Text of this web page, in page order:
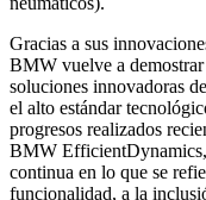
Gracias a sus
BMW vuelve a
soluciones innovadoras
el alto estándar
progresos realizados
BMW
continua en lo que se
funcionalidad, a la